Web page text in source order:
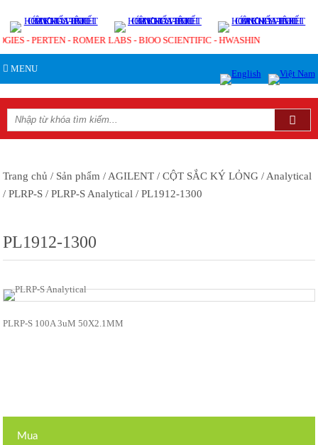
- PERTEN - ROMER LABS - BIOO SCIENTIFIC - HWASHIN
MENU
Trang chủ / Sản phẩm / AGILENT / CỘT SẮC KÝ LỎNG / Analytical
/ PLRP-S / PLRP-S Analytical / PL1912-1300
PL1912-1300
PLRP-S 100A 3uM 50X2.1MM
Mua